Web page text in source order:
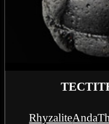
RhyzaliteAnda